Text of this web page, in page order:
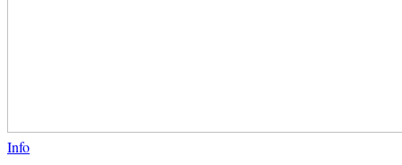
Info